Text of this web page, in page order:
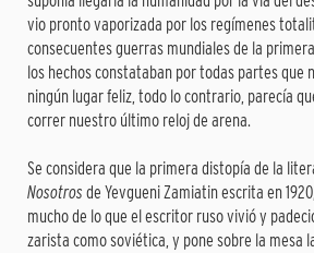
vio pronto vaporizada por los regímenes
consecuentes guerras mundiales de la
los hechos constataban por todas partes que
ningún lugar feliz, todo lo contrario, parecía
correr nuestro último reloj de arena.
Se considera que la primera distopía de la
Nosotros de Yevgueni Zamiatin escrita en
mucho de lo que el escritor ruso vivió y
zarista como soviética, y pone sobre la mesa